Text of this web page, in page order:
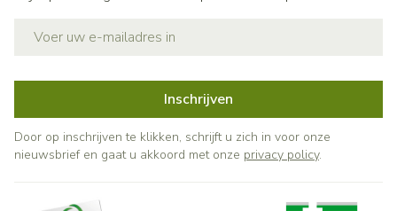
Inschrijven
Door op inschrijven te klikken, schrijft u zich in voor onze
nieuwsbrief en gaat u akkoord met onze privacy policy.